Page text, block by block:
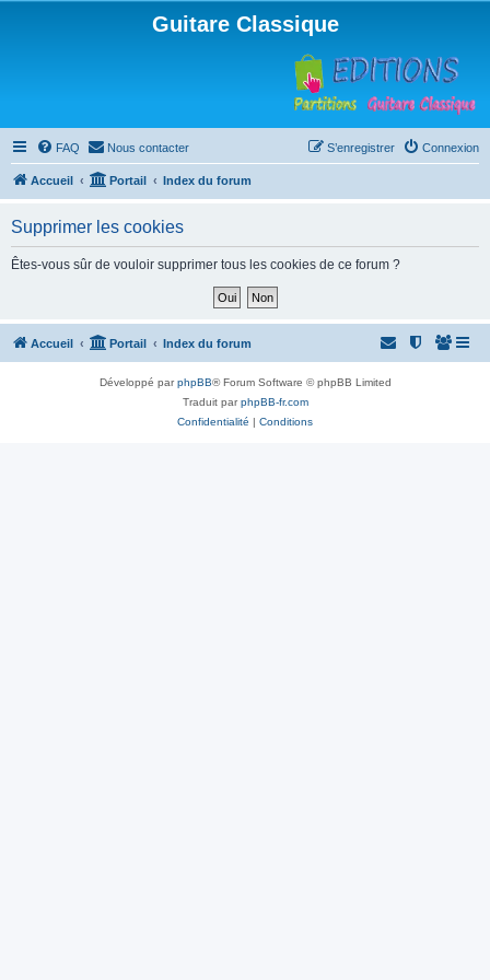
Guitare Classique
FAQ Nous contacter Connexion
S’enregistrer
Accueil Portail Index du forum
Supprimer les cookies
Êtes-vous sûr de vouloir supprimer tous les cookies de ce forum ?
Accueil Portail Index du forum
Développé parphpBB® Forum Software © phpBB Limited
Traduit parphpBB-fr.com
Confidentialité | Conditions